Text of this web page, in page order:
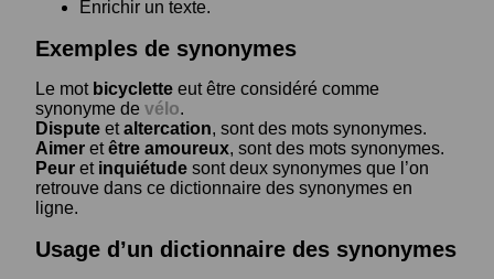
Enrichir un texte.
Exemples de synonymes
Le mot bicyclette eut être considéré comme
synonyme de vélo.
Dispute etaltercation, sont des mots synonymes.
Aimer etêtre amoureux, sont des mots synonymes.
Peur et inquiétude sont deux synonymes que l’on
retrouve dans ce dictionnaire des synonymes en
ligne.
Usage d’un dictionnaire des synonymes